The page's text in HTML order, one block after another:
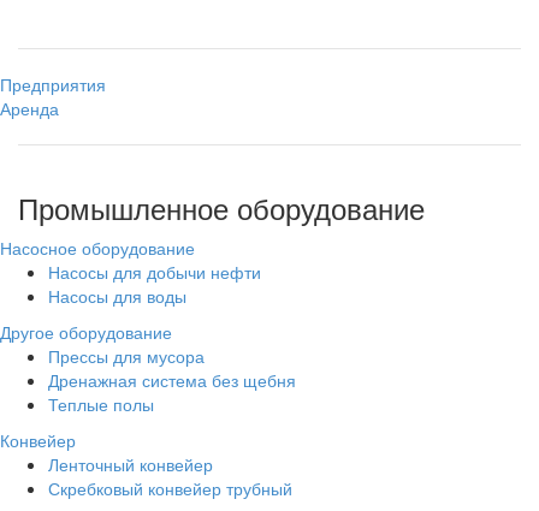
Предприятия
Аренда
Промышленное оборудование
Насосное оборудование
Насосы для добычи нефти
Насосы для воды
Другое оборудование
Прессы для мусора
Дренажная система без щебня
Теплые полы
Конвейер
Ленточный конвейер
Скребковый конвейер трубный